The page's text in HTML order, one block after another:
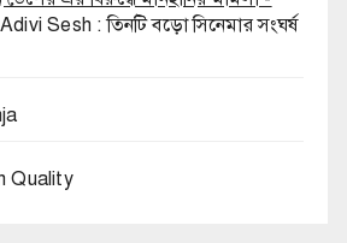
Adivi Sesh : তিনটি বড়ো সিনেমার সংঘর্ষ
Quality